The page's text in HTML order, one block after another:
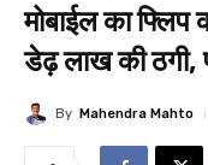
मोबाईल का
डेढ़ लाख की ठगी,
By Mahendra Mahto